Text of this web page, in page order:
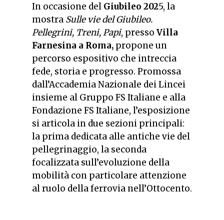
In occasione del Giubileo 2025, la
mostra Sulle vie del Giubileo.
Pellegrini, Treni, Papi, presso Villa
Farnesina a Roma, propone un
percorso espositivo che intreccia
fede, storia e progresso. Promossa
dall’Accademia Nazionale dei Lincei
insieme al Gruppo FS Italiane e alla
Fondazione FS Italiane, l’esposizione
si articola in due sezioni principali:
la prima dedicata alle antiche vie del
pellegrinaggio, la seconda
focalizzata sull’evoluzione della
mobilità con particolare attenzione
al ruolo della ferrovia nell’Ottocento.